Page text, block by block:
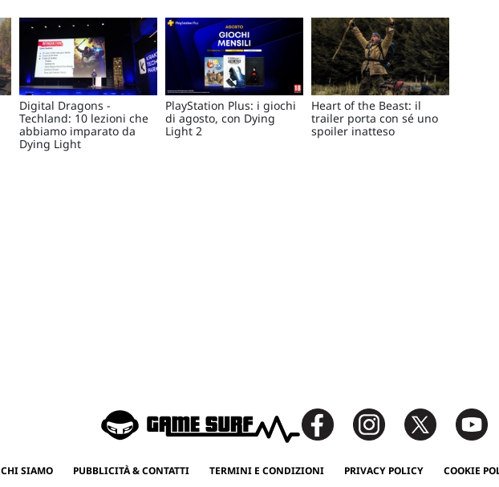
Digital Dragons -
Techland: 10 lezioni che
abbiamo imparato da
Dying Light
PlayStation Plus: i giochi
di agosto, con Dying
Light 2
Heart of the Beast: il
trailer porta con sé uno
spoiler inatteso
CHI SIAMO PUBBLICITÀ & CONTATTI TERMINI E CONDIZIONI PRIVACY POLICY COOKIE